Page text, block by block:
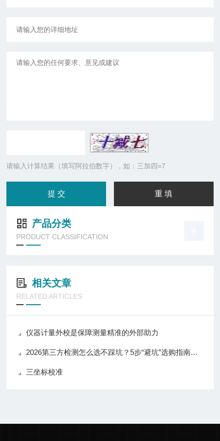
请输入计算结果（填写阿拉伯数字），如：三加四=7
产品分类
PRODUCT CLASSIFICATION
相关文章
RELATED ARTICLES
仪器计量外校是保障测量精准的外部助力
2026第三方检测怎么选不踩坑？5步“避坑”选购指南（含华盛检测实测）
三坐标校准